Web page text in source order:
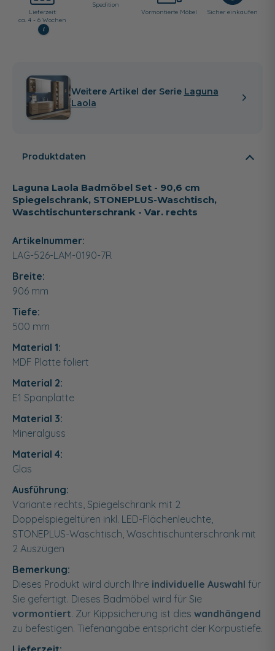
Lieferzeit:
ca. 4 - 6 Wochen
i
Spedition
Vormontierte Möbel
Sicher einkaufen
Weitere Artikel der Serie Laguna
Laola
Produktdaten
Laguna Laola Badmöbel Set - 90,6 cm
Spiegelschrank, STONEPLUS-Waschtisch,
Waschtischunterschrank - Var. rechts
Artikelnummer:
LAG-526-LAM-0190-7R
Breite:
906 mm
Tiefe:
500 mm
Material 1:
MDF Platte foliert
Material 2:
E1 Spanplatte
Material 3:
Mineralguss
Material 4:
Glas
Ausführung:
Variante rechts, Spiegelschrank mit 2
Doppelspiegeltüren inkl. LED-Flächenleuchte,
STONEPLUS-Waschtisch, Waschtischunterschrank mit
2 Auszügen
Bemerkung:
Dieses Produkt wird durch Ihre individuelle Auswahl für
Sie gefertigt. Dieses Badmöbel wird für Sie
vormontiert. Zur Kippsicherung ist dies wandhängend
zu befestigen. Tiefenangabe entspricht der Korpustiefe.